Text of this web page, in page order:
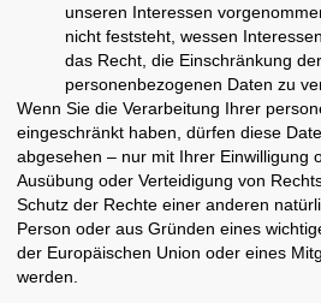
unseren Interessen
nicht feststeht, wessen
das Recht, die Einschränkung
personenbezogenen Daten zu
Wenn Sie die Verarbeitung Ihrer
eingeschränkt haben, dürfen diese
abgesehen – nur mit Ihrer Einwilligung
Ausübung oder Verteidigung von
Schutz der Rechte einer anderen
Person oder aus Gründen eines
der Europäischen Union oder eines
werden.